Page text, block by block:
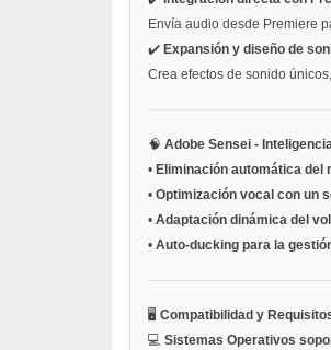
Envía audio desde Premiere
✔️ Expansión y diseño de
Crea efectos de sonido
🧠 Adobe Sensei -
• Eliminación automática del
• Optimización vocal con un
• Adaptación dinámica del
• Auto-ducking para la
🖥️ Compatibilidad y
💻 Sistemas Operativos